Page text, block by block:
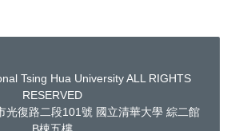
Tsing Hua University ALL RIGHTS
RESERVED
光復路二段101號 國立清華大學 綜二館